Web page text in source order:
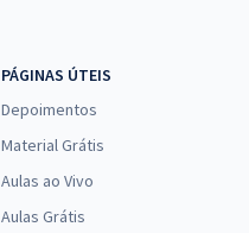
PÁGINAS ÚTEIS
Depoimentos
Material Grátis
Aulas ao Vivo
Aulas Grátis